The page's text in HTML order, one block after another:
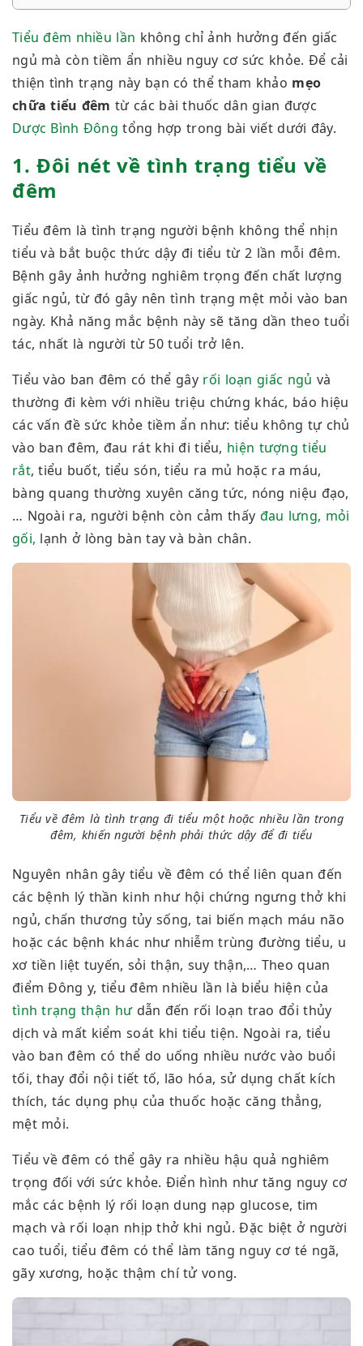
Tiểu đêm nhiều lần không chỉ ảnh hưởng đến giấc
ngủ mà còn tiềm ẩn nhiều nguy cơ sức khỏe. Để cải
thiện tình trạng này bạn có thể tham khảo mẹo
chữa tiểu đêmtừ các bài thuốc dân gian được
Dược Bình Đông tổng hợp trong bài viết dưới đây.
1. Đôi nét về tình trạng tiểu về
đêm
Tiểu đêm là tình trạng người bệnh không thể nhịn
tiểu và bắt buộc thức dậy đi tiểu từ 2 lần mỗi đêm.
Bệnh gây ảnh hưởng nghiêm trọng đến chất lượng
giấc ngủ, từ đó gây nên tình trạng mệt mỏi vào ban
ngày. Khả năng mắc bệnh này sẽ tăng dần theo tuổi
tác, nhất là người từ 50 tuổi trở lên.
Tiểu vào ban đêm có thể gây rối loạn giấc ngủ và
thường đi kèm với nhiều triệu chứng khác, báo hiệu
các vấn đề sức khỏe tiềm ẩn như: tiểu không tự chủ
vào ban đêm, đau rát khi đi tiểu, hiện tượng tiểu
rắt, tiểu buốt, tiểu són, tiểu ra mủ hoặc ra máu,
bàng quang thường xuyên căng tức, nóng niệu đạo,
… Ngoài ra, người bệnh còn cảm thấy đau lưng, mỏi
gối, lạnh ở lòng bàn tay và bàn chân.
Tiểu về đêm là tình trạng đi tiểu một hoặc nhiều lần trong
đêm, khiến người bệnh phải thức dậy để đi tiểu
Nguyên nhân gây tiểu về đêm có thể liên quan đến
các bệnh lý thần kinh như hội chứng ngưng thở khi
ngủ, chấn thương tủy sống, tai biến mạch máu não
hoặc các bệnh khác như nhiễm trùng đường tiểu, u
xơ tiền liệt tuyến, sỏi thận, suy thận,… Theo quan
điểm Đông y, tiểu đêm nhiều lần là biểu hiện của
tình trạng thận hưdẫn đến rối loạn trao đổi thủy
dịch và mất kiểm soát khi tiểu tiện. Ngoài ra, tiểu
vào ban đêm có thể do uống nhiều nước vào buổi
tối, thay đổi nội tiết tố, lão hóa, sử dụng chất kích
thích, tác dụng phụ của thuốc hoặc căng thẳng,
mệt mỏi.
Tiểu về đêm có thể gây ra nhiều hậu quả nghiêm
trọng đối với sức khỏe. Điển hình như tăng nguy cơ
mắc các bệnh lý rối loạn dung nạp glucose, tim
mạch và rối loạn nhịp thở khi ngủ. Đặc biệt ở người
cao tuổi, tiểu đêm có thể làm tăng nguy cơ té ngã,
gãy xương, hoặc thậm chí tử vong.